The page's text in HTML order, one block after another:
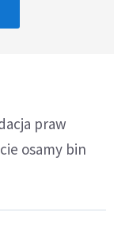
praw
osamy bin